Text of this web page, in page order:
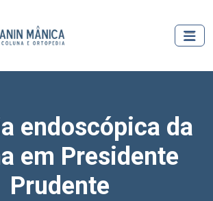
endoscópica da
em Presidente
Prudente